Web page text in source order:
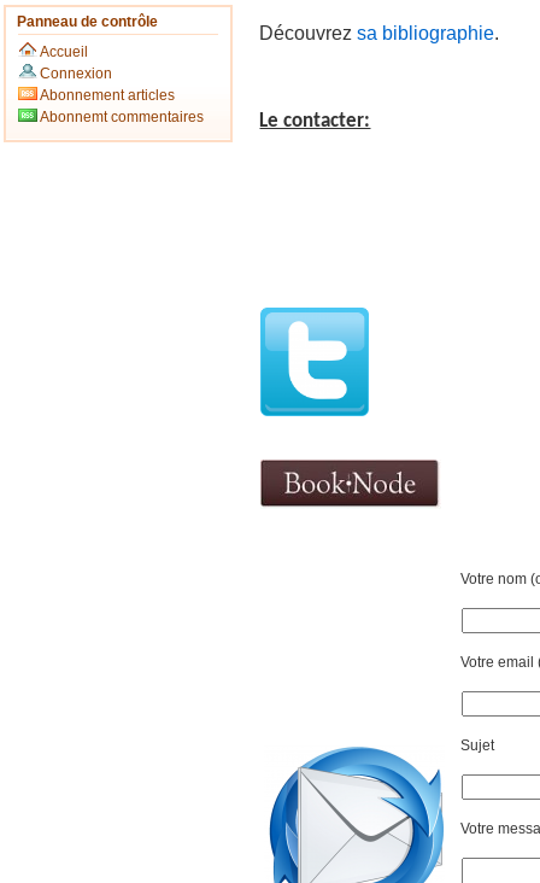
Panneau de contrôle
Accueil
Connexion
Abonnement articles
Abonnemt commentaires
Découvrezsa bibliographie.
Le contacter:
Votre nom
Votre email
Sujet
Votre